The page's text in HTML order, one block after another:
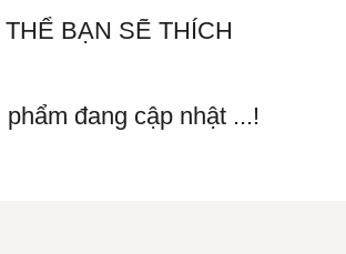
THỂ BẠN SẼ THÍCH
phẩm đang cập nhật ...!